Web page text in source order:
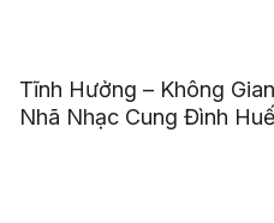
Tĩnh Hưởng – Không
Nhã Nhạc Cung Đình Huế